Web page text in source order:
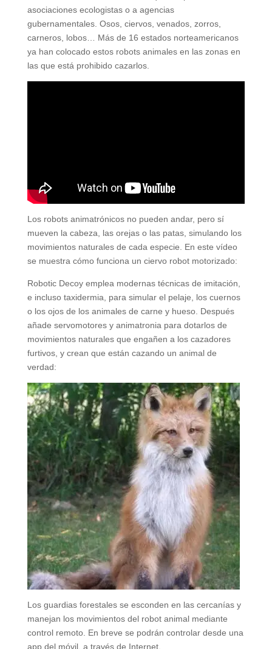
asociaciones ecologistas o a agencias
gubernamentales. Osos, ciervos, venados, zorros,
carneros, lobos… Más de 16 estados norteamericanos
ya han colocado estos robots animales en las zonas en
las que está prohibido cazarlos.
Los robots animatrónicos no pueden andar, pero sí
mueven la cabeza, las orejas o las patas, simulando los
movimientos naturales de cada especie. En este vídeo
se muestra cómo funciona un ciervo robot motorizado:
Robotic Decoy emplea modernas técnicas de imitación,
e incluso taxidermia, para simular el pelaje, los cuernos
o los ojos de los animales de carne y hueso. Después
añade servomotores y animatronia para dotarlos de
movimientos naturales que engañen a los cazadores
furtivos, y crean que están cazando un animal de
verdad:
Los guardias forestales se esconden en las cercanías y
manejan los movimientos del robot animal mediante
control remoto. En breve se podrán controlar desde una
app del móvil, a través de Internet.